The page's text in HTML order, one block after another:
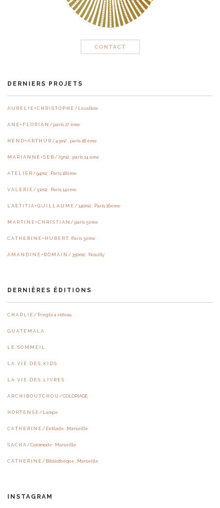
CONTACT
DERNIERS PROJETS
A U R E L I E + C H R I S T O P H E / Levallois
A N E + F L O R I A N / paris 17 ème
H E N D + A R T H U R / 43m2 . paris 18 ème
M A R I A N N E + S E B / 79m2 . paris 14 ème
A T E L I E R / 94m2 . Paris 18ème
V A L E R I E / 51m2 . Paris 14ème
L A E T I T I A + G U I L L A U M E / 140m2 . Paris 16ème
M A R T I N E + C H R I S T I A N / paris 5ème
C A T H E R I N E + H U B E R T . Paris 3ème
A M A N D I N E + R O M A I N / 350m2 . Neuilly
DERNIÈRES ÉDITIONS
C H A R L I E / Tringle à rideau
G U A T E M A L A
L E . S O M M E I L
L A . V I E . D E S . K I D S
L A . V I E . D E S . L I V R E S
A R C H I B O U T C H O U / COLORIAGE
H O R T E N S E / Lampe
C A T H E R I N E / Enfilade . Marseille
S A C H A / Commode . Marseille
C A T H E R I N E / Bibliothèque . Marseille
INSTAGRAM